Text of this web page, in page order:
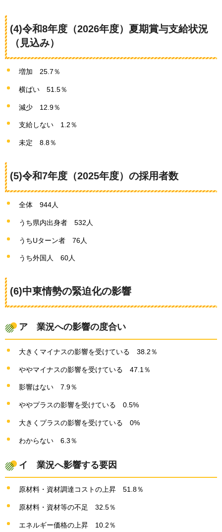
(4)令和8年度（2026年度）夏期賞与支給状況
（見込み）
増加 25.7％
横ばい 51.5％
減少 12.9％
支給しない 1.2％
未定 8.8％
(5)令和7年度（2025年度）の採用者数
全体 944人
うち県内出身者 532人
うちUターン者 76人
うち外国人 60人
(6)中東情勢の緊迫化の影響
ア 業況への影響の度合い
大きくマイナスの影響を受けている 38.2％
ややマイナスの影響を受けている 47.1％
影響はない 7.9％
ややプラスの影響を受けている 0.5%
大きくプラスの影響を受けている 0%
わからない 6.3％
イ 業況へ影響する要因
原材料・資材調達コストの上昇 51.8％
原材料・資材等の不足 32.5％
エネルギー価格の上昇 10.2％